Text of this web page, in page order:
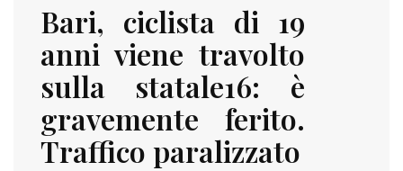
Bari, ciclista di 19
anni viene travolto
sulla statale16: è
gravemente ferito.
Traffico paralizzato